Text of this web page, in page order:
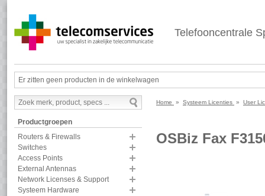
Telefooncentrale
Er zitten geen producten in de winkelwagen
Productgroepen
Routers & Firewalls
Switches
Access Points
External Antennas
Network Licenses & Support
Systeem Hardware
Home » Systeem Licenties » User
OSBiz Fax